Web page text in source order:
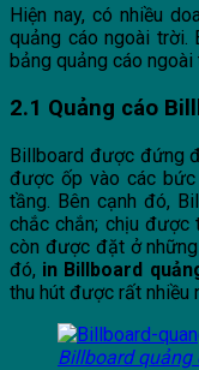
Hiện nay, có nhiều
quảng cáo ngoài trời.
bảng quảng cáo
2.1 Quảng cáo
Billboard được đứng
được ốp vào các bức
tầng. Bên cạnh đó,
chắc chắn; chịu
còn được đặt ở
đó, in Billboard
thu hút được rất nhiều
Billboard